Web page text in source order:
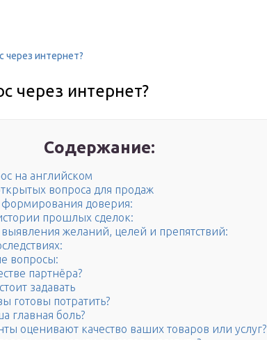
через интернет?
через интернет?
Содержание:
на английском
вопроса для продаж
доверия:
прошлых сделок:
желаний, целей и препятствий:
вопросы:
партнёра?
задавать
готовы потратить?
главная боль?
оценивают качество ваших товаров или услуг?